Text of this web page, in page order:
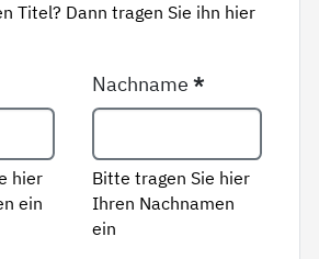
Titel? Dann tragen Sie ihn hier
hier
ein
Nachname*
Bitte tragen Sie hier
Ihren Nachnamen
ein